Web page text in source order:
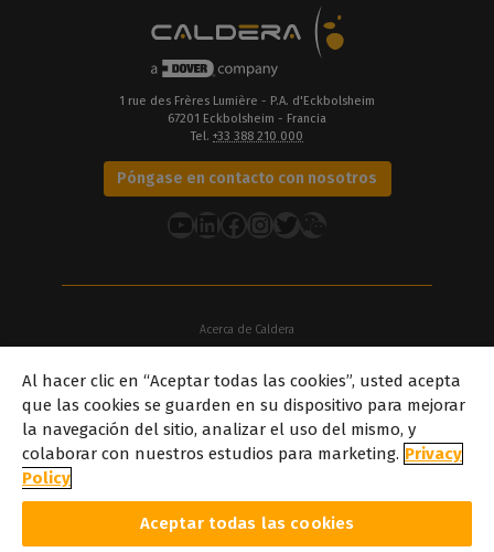
1 rue des Frères Lumière - P.A. d'Eckbolsheim
67201 Eckbolsheim - Francia
Tel. +33 388 210 000
Póngase en contacto con nosotros
YouTube
LinkedIn
Facebook
Instagram
Twitter
Acerca de Caldera
Carreras profesionales
Socios
marcas comerciales, logotipos y nombres de marcas mencionados
en este sitio web son propiedad de sus respectivos propietarios.
Todas las imágenes y fotografías que aparecen aquí son propiedad
Al hacer clic en “Aceptar todas las cookies”, usted acepta
que las cookies se guarden en su dispositivo para mejorar
la navegación del sitio, analizar el uso del mismo, y
colaborar con nuestros estudios para marketing. Privacy
Policy
Aceptar todas las cookies